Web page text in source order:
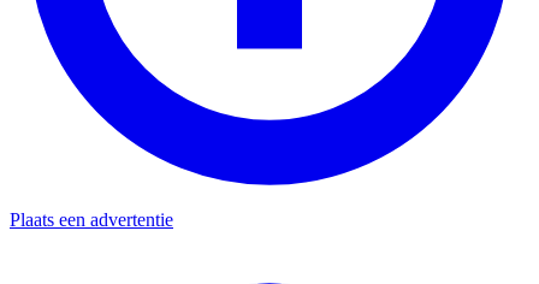
Plaats een advertentie